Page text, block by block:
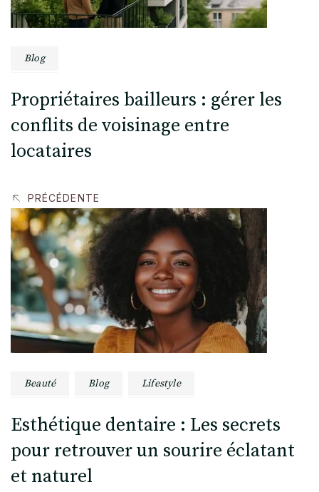
Blog
Propriétaires bailleurs : gérer les
conflits de voisinage entre
locataires
PRÉCÉDENTE
Beauté Blog Lifestyle
Esthétique dentaire : Les secrets
pour retrouver un sourire éclatant
et naturel